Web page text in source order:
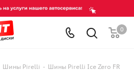
0
Шины Pirelli - Шины Pirelli Ice Zero FR